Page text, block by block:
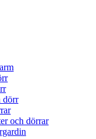
dörr
och dörrar